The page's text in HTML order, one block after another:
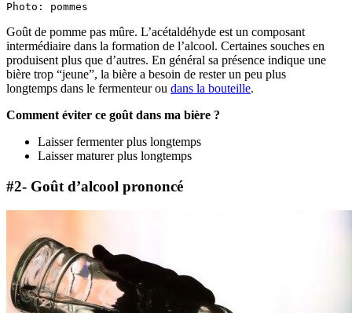
Photo: pommes
Goût de pomme pas mûre. L’acétaldéhyde est un composant
intermédiaire dans la formation de l’alcool. Certaines souches en
produisent plus que d’autres. En général sa présence indique une
bière trop “jeune”, la bière a besoin de rester un peu plus
longtemps dans le fermenteur ou dans la bouteille.
Comment éviter ce goût dans ma bière ?
Laisser fermenter plus longtemps
Laisser maturer plus longtemps
#2- Goût d’alcool prononcé